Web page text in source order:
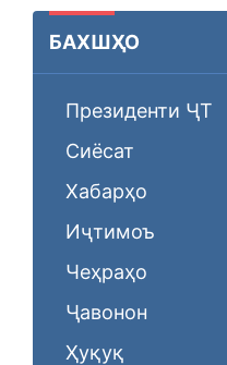
БАХШҲО
Президенти ҶТ
Сиёсат
Хабарҳо
Иҷтимоъ
Чеҳраҳо
Ҷавонон
Ҳуқуқ